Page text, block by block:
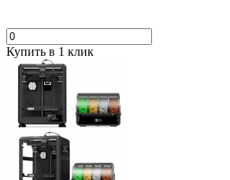
Купить в 1 клик